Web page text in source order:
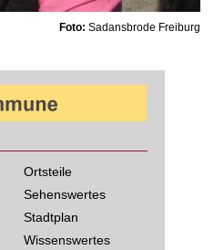
Foto: Sadansbrode Freiburg
Ortsteile
Sehenswertes
Stadtplan
Wissenswertes